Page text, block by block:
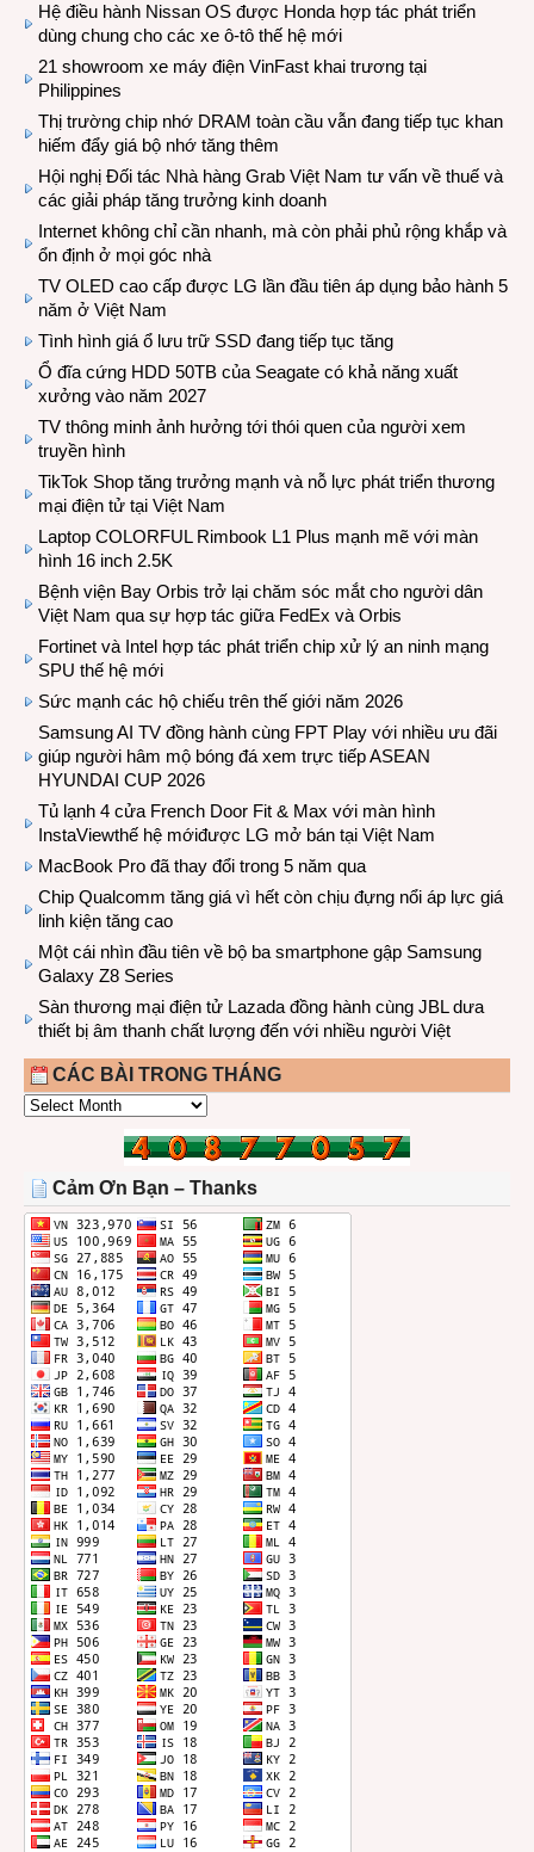
Hệ điều hành Nissan OS được Honda hợp tác phát triển
dùng chung cho các xe ô-tô thế hệ mới
21 showroom xe máy điện VinFast khai trương tại
Philippines
Thị trường chip nhớ DRAM toàn cầu vẫn đang tiếp tục khan
hiếm đẩy giá bộ nhớ tăng thêm
Hội nghị Đối tác Nhà hàng Grab Việt Nam tư vấn về thuế và
các giải pháp tăng trưởng kinh doanh
Internet không chỉ cần nhanh, mà còn phải phủ rộng khắp và
ổn định ở mọi góc nhà
TV OLED cao cấp được LG lần đầu tiên áp dụng bảo hành 5
năm ở Việt Nam
Tình hình giá ổ lưu trữ SSD đang tiếp tục tăng
Ổ đĩa cứng HDD 50TB của Seagate có khả năng xuất
xưởng vào năm 2027
TV thông minh ảnh hưởng tới thói quen của người xem
truyền hình
TikTok Shop tăng trưởng mạnh và nỗ lực phát triển thương
mại điện tử tại Việt Nam
Laptop COLORFUL Rimbook L1 Plus mạnh mẽ với màn
hình 16 inch 2.5K
Bệnh viện Bay Orbis trở lại chăm sóc mắt cho người dân
Việt Nam qua sự hợp tác giữa FedEx và Orbis
Fortinet và Intel hợp tác phát triển chip xử lý an ninh mạng
SPU thế hệ mới
Sức mạnh các hộ chiếu trên thế giới năm 2026
Samsung AI TV đồng hành cùng FPT Play với nhiều ưu đãi
giúp người hâm mộ bóng đá xem trực tiếp ASEAN
HYUNDAI CUP 2026
Tủ lạnh 4 cửa French Door Fit & Max với màn hình
InstaViewthế hệ mớiđược LG mở bán tại Việt Nam
MacBook Pro đã thay đổi trong 5 năm qua
Chip Qualcomm tăng giá vì hết còn chịu đựng nổi áp lực giá
linh kiện tăng cao
Một cái nhìn đầu tiên về bộ ba smartphone gập Samsung
Galaxy Z8 Series
Sàn thương mại điện tử Lazada đồng hành cùng JBL dưa
thiết bị âm thanh chất lượng đến với nhiều người Việt
CÁC BÀI TRONG THÁNG
CÁC
THÁNG
Cảm Ơn Bạn – Thanks